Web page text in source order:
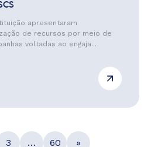
apresentaram
de recursos por meio de
voltadas ao engaja...
3 … 60 »